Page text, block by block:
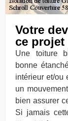
Votre
ce projet
Une toiture
bonne
intérieur et/ou
un
bien assurer
Si jamais